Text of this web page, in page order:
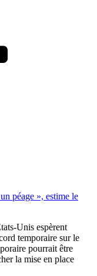
péage », estime le
Unis espèrent
temporaire sur le
pourrait être
la mise en place